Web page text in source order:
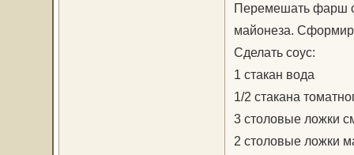
Перемешать фарш с
майонеза.
Сделать соус:
1 стакан вода
1/2 стакана
3 столовые ложки
2 столовые ложки